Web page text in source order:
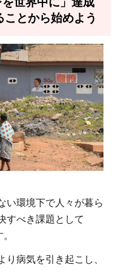
とから始めよう
い環境下で人々が暮ら
すべき課題として
病気を引き起こし、